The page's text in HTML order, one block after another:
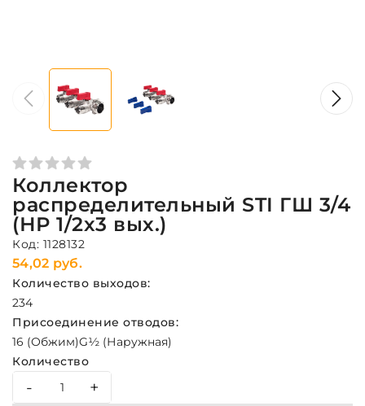
Коллектор
распределительный STI ГШ 3/4
(НР 1/2х3 вых.)
Код: 1128132
54,02 руб.
Количество выходов:
234
Присоединение отводов:
16 (Обжим)G½ (Наружная)
Количество
- +